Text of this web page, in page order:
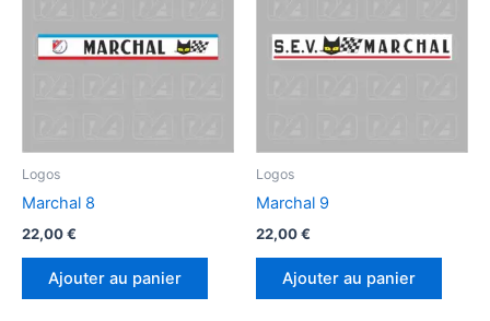
Logos
Marchal 8
22,00€
Ajouter au panier
Logos
Marchal 9
22,00€
Ajouter au panier